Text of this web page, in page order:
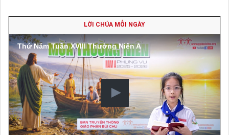
LỜI CHÚA MỖI NGÀY
Thứ Năm Tuần XVIII Thường Niên A